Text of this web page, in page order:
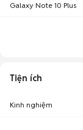
Galaxy Note 10 Plus
Tiện ích
Kinh nghiệm